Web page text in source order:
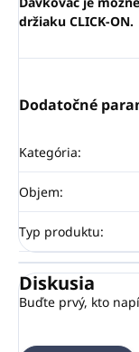
držiaku CLICK-ON.
Dodatočné
Kategória:
Objem:
Typ produktu:
Diskusia
Buďte prvý, kto